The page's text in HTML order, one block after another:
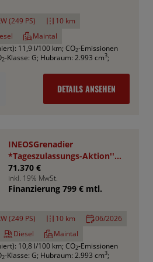
(249 PS)
10 km
Maintal
11,9 l/100 km; CO2-Emissionen
2-Klasse: G; Hubraum: 2.993 cm3;
DETAILS ANSEHEN
INEOSGrenadier
*Tageszulassungs-Aktion''
UPE : 78.050,- €
71.370 €
inkl. 19% MwSt.
Finanzierung 799 € mtl.
(249 PS) 10 km
06/2026
Diesel
Maintal
10,8 l/100 km; CO2-Emissionen
2-Klasse: G; Hubraum: 2.993 cm3;